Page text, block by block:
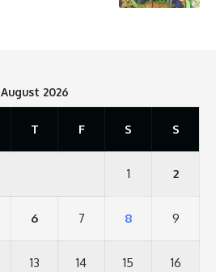
August 2026
T F S S
1 2
6 7 8 9
13 14 15 16